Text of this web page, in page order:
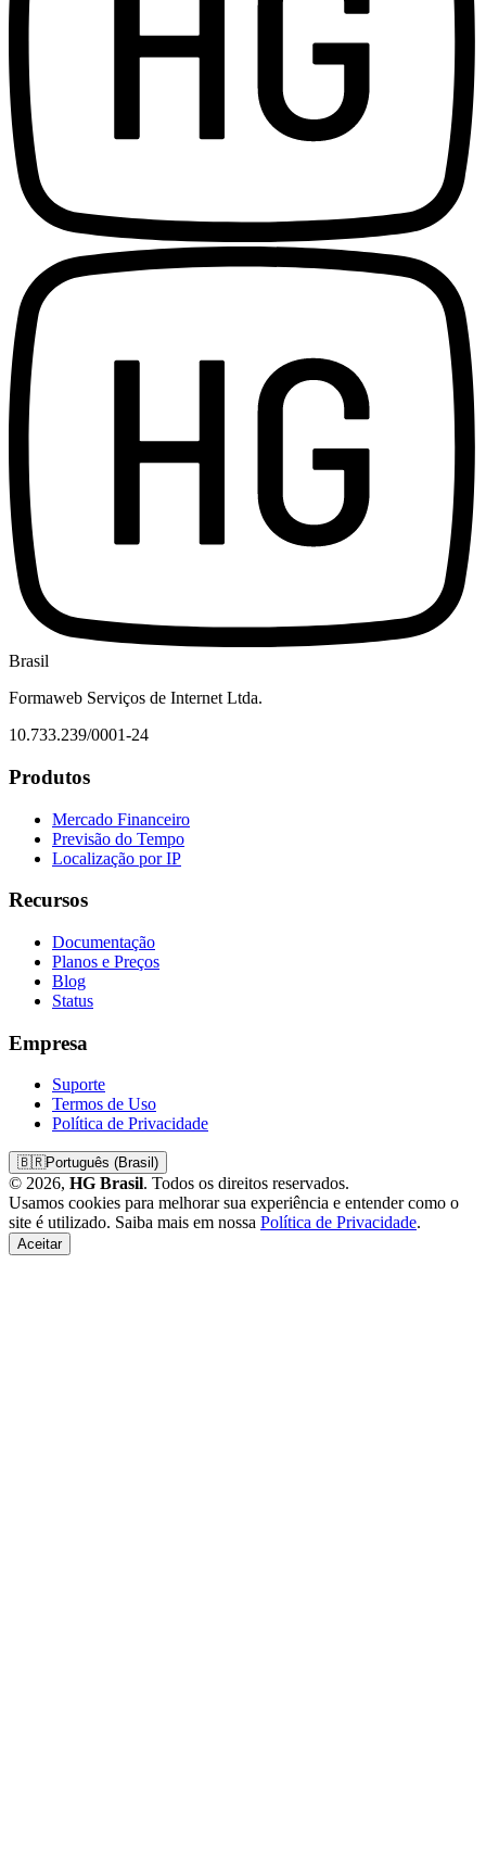
Brasil
Formaweb Serviços de Internet Ltda.
10.733.239/0001-24
Produtos
Mercado Financeiro
Previsão do Tempo
Localização por IP
Recursos
Documentação
Planos e Preços
Blog
Status
Empresa
Suporte
Termos de Uso
Política de Privacidade
🇧🇷Português (Brasil)
© 2026, HG Brasil. Todos os direitos reservados.
Usamos cookies para melhorar sua experiência e entender como o
site é utilizado. Saiba mais em nossa Política de Privacidade.
Aceitar